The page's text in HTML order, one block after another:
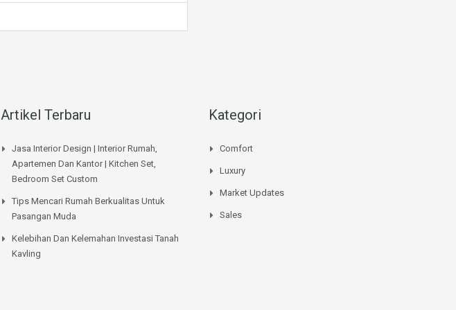
Artikel Terbaru
Jasa Interior Design | Interior Rumah,
Apartemen Dan Kantor | Kitchen Set,
Bedroom Set Custom
Tips Mencari Rumah Berkualitas Untuk
Pasangan Muda
Kelebihan Dan Kelemahan Investasi Tanah
Kavling
Kategori
Comfort
Luxury
Market Updates
Sales